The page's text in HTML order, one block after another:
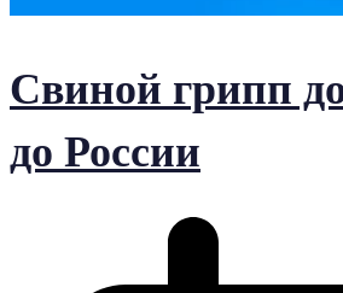
Свиной грипп
до России